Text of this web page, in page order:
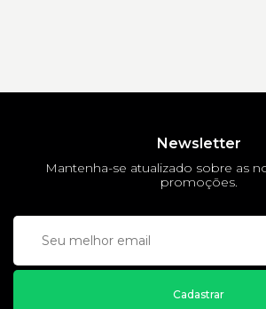
Newsletter
Mantenha-se atualizado sobre as
promoções.
Cadastrar